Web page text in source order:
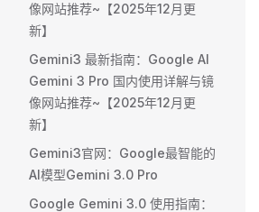
像网站推荐~【2025年12月更
新】
Gemini3 最新指南：Google AI
Gemini 3 Pro 国内使用详解与镜
像网站推荐~【2025年12月更
新】
Gemini3官网：Google最智能的
AI模型Gemini 3.0 Pro
Google Gemini 3.0 使用指南：